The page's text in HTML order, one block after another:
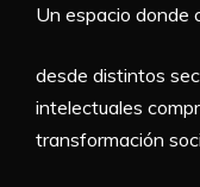
Un espacio donde
desde distintos
intelectuales
transformación